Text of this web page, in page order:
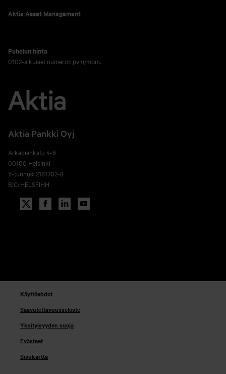
Aktia Asset Management
Puhelun hinta
0102-alkuiset numerot: pvm/mpm.
Aktia Pankki Oyj
Arkadiankatu 4-6
00100 Helsinki
Y-tunnus: 2181702-8
BIC: HELSFIHH
Käyttöehdot
Saavutettavuusseloste
Yksityisyyden suoja
Evästeet
Sivukartta